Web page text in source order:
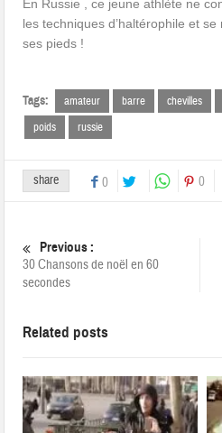
En Russie , ce jeune athlète ne
les techniques d’haltérophile et
ses pieds !
Tags: amateur barre chevilles
poids
russie
share 0 0
Previous :
30 Chansons de noël en 60
secondes
Related posts